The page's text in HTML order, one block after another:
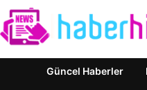
Güncel Haberler